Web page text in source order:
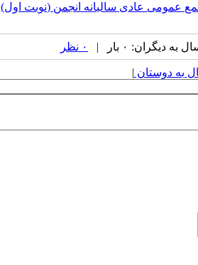
عمومی عادی سالیانه انجمن (نوبت اول)
دیگران: ۰ بار | ۰ نظر
به دوستان |